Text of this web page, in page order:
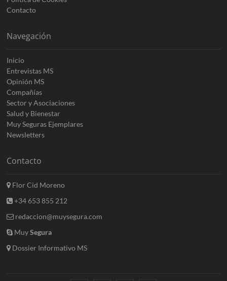
Contacto
Navegación
Inicio
Entrevistas MS
Opinión MS
Compañías
Sector y Asociaciones
Salud y Bienestar
Muy Seguras Ejemplares
Newsletters
Contacto
Flor Cid Moreno
+34 653 855 212
redaccion@muysegura.com
MuySegura
Dossier Informativo MS